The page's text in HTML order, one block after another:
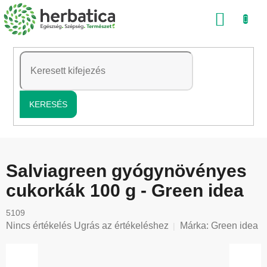
Ugrás
a
tartalomhoz
KERESÉS
Salviagreen gyógynövényes
cukorkák 100 g - Green idea
5109
A
Nincs értékelés Ugrás az értékeléshez Márka: Green idea